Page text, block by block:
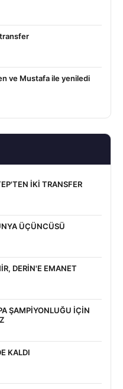
ve Mustafa ile yeniledi
İKİ TRANSFER
ÜÇÜNCÜSÜ
DERİN'E EMANET
ŞAMPİYONLUĞU İÇİN
KALDI